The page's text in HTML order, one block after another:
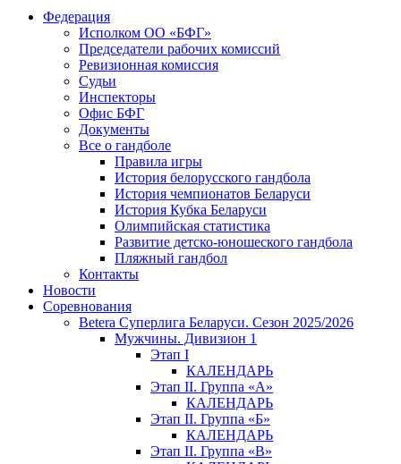
Федерация
Исполком ОО «БФГ»
Председатели рабочих комиссий
Ревизионная комиссия
Судьи
Инспекторы
Офис БФГ
Документы
Все о гандболе
Правила игры
История белорусского гандбола
История чемпионатов Беларуси
История Кубка Беларуси
Олимпийская статистика
Развитие детско-юношеского гандбола
Пляжный гандбол
Контакты
Новости
Соревнования
Betera Суперлига Беларуси. Сезон 2025/2026
Мужчины. Дивизион 1
Этап I
КАЛЕНДАРЬ
Этап II. Группа «А»
КАЛЕНДАРЬ
Этап II. Группа «Б»
КАЛЕНДАРЬ
Этап II. Группа «В»